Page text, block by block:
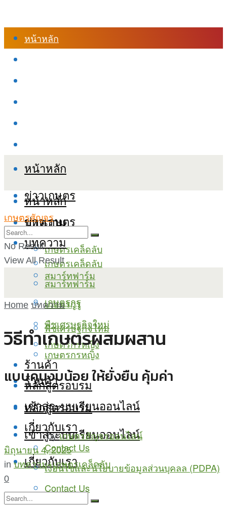
หน้าหลัก
หน้าหลัก
ข่าวเกษตร
บทความ
เกษตรเคล็ดลับ
สมาร์ทฟาร์ม
เกษตรกูรู
พืชเศรษฐกิจใหม่
เกษตรกรหญิง
ร้านค้า
หลักสูตรอบรม
เข้าสู่ระบบเรียนออนไลน์
เกี่ยวกับเรา
Contact Us
หน้าหลัก
ข่าวเกษตร
บทความ
เกษตรเคล็ดลับ
สมาร์ทฟาร์ม
เกษตรกูรู
พืชเศรษฐกิจใหม่
เกษตรกรหญิง
ร้านค้า
หลักสูตรอบรม
เข้าสู่ระบบเรียนออนไลน์
เกี่ยวกับเรา
Contact Us
เงื่อนไขและนโยบายข้อมูลส่วนบุคลล (PDPA)
เกษตรสัญจร
No Result
View All Result
Home บทความ
วิธีทำเกษตรผสมผสาน
แบบคนงบน้อย ให้ยั่งยืน คุ้มค่า
by เกษตรสัญจรออนไลน์
มิถุนายน 4, 2025
in บทความ,เกษตรเคล็ดลับ
0